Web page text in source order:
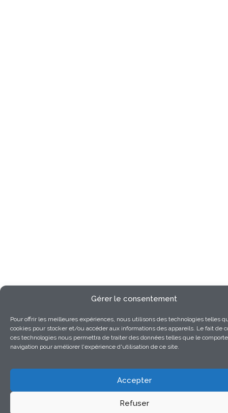
Gérer le consentement
Pour offrir les meilleures expériences, nous utilisons des technologies telles
cookies pour stocker et/ou accéder aux informations des appareils. Le fait de
ces technologies nous permettra de traiter des données telles que le
navigation pour améliorer l'expérience d'utilisation de ce site.
Accepter
Refuser